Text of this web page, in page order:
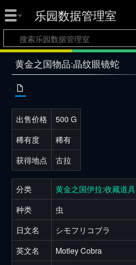
乐园数据管理室
黄金之国物品:晶纹眼镜蛇
出售价格
500 G
稀有度
稀有
获得地点
古拉
分类
黄金之国伊拉:收藏道具
种类
虫
日文名
シモフリコブラ
英文名
Motley Cobra